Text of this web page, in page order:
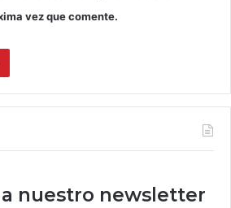
vez que comente.
nuestro newsletter